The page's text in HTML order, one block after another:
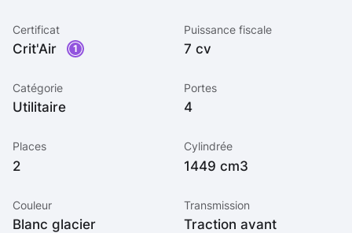
Certificat
Crit'Air 1
Puissance fiscale
7 cv
Catégorie
Utilitaire
Portes
4
Places
2
Cylindrée
1449 cm3
Couleur
Blanc glacier
Transmission
Traction avant